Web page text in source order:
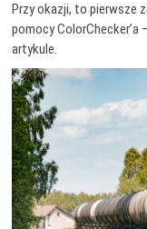
Przy okazji, to pierwsze
pomocy ColorChecker’a
artykule.